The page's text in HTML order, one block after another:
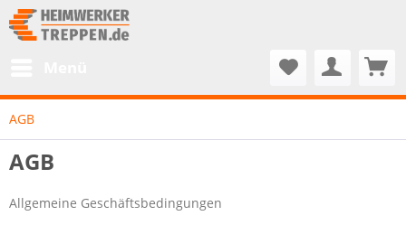
AGB
AGB
Allgemeine Geschäftsbedingungen